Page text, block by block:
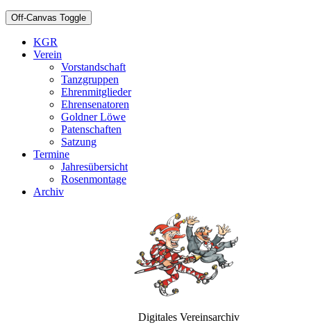
Off-Canvas Toggle
KGR
Verein
Vorstandschaft
Tanzgruppen
Ehrenmitglieder
Ehrensenatoren
Goldner Löwe
Patenschaften
Satzung
Termine
Jahresübersicht
Rosenmontage
Archiv
Digitales Vereinsarchiv